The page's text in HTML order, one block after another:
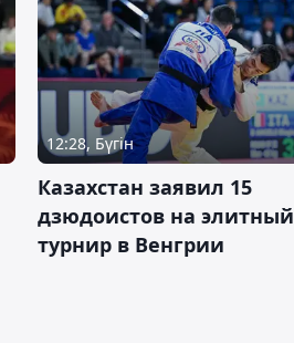
12:28, Бүгін
Казахстан заявил 15
дзюдоистов на элитный
турнир в Венгрии